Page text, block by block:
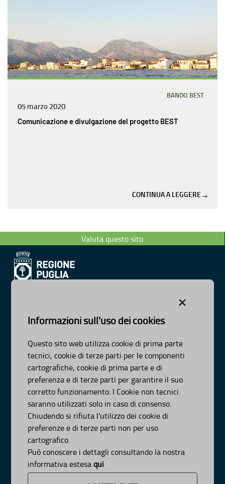
×
Informazioni sull'uso dei cookies
Questo sito web utilizza cookie di prima parte
tecnici, cookie di terze parti per le componenti
cartografiche, cookie di prima parte e di
preferenza e di terze parti per garantire il suo
corretto funzionamento. I Cookie non tecnici
saranno utilizzati solo in caso di consenso.
Chiudendo si rifiuta l'utilizzo dei cookie di
preferenze e di terze parti non per uso
cartografico
Può conoscere i dettagli consultando la nostra
informativa estesaqui
BANDO BEST
05 marzo 2020
Comunicazione e divulgazione del progetto BEST
CONTINUA A LEGGERE
Valuta questo sito
© Regione Puglia
XI-Az-11.1
Organizzazione
Pianificazione
Programmazione
APPROFONDIMENTI
Osservazioni CNAPI
Sviluppo Sostenibile
Decarbonizzazione